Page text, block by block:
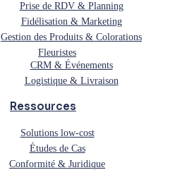
Prise de RDV & Planning
Fidélisation & Marketing
Gestion des Produits & Colorations
Fleuristes
CRM & Événements
Logistique & Livraison
Ressources
Solutions low-cost
Études de Cas
Conformité & Juridique